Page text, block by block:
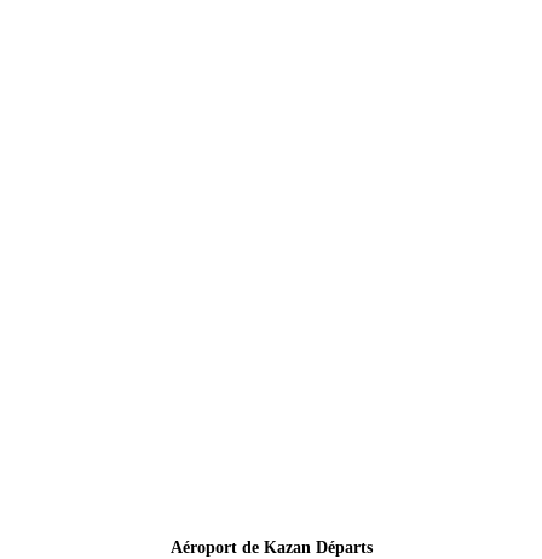
Aéroport de Kazan Départs